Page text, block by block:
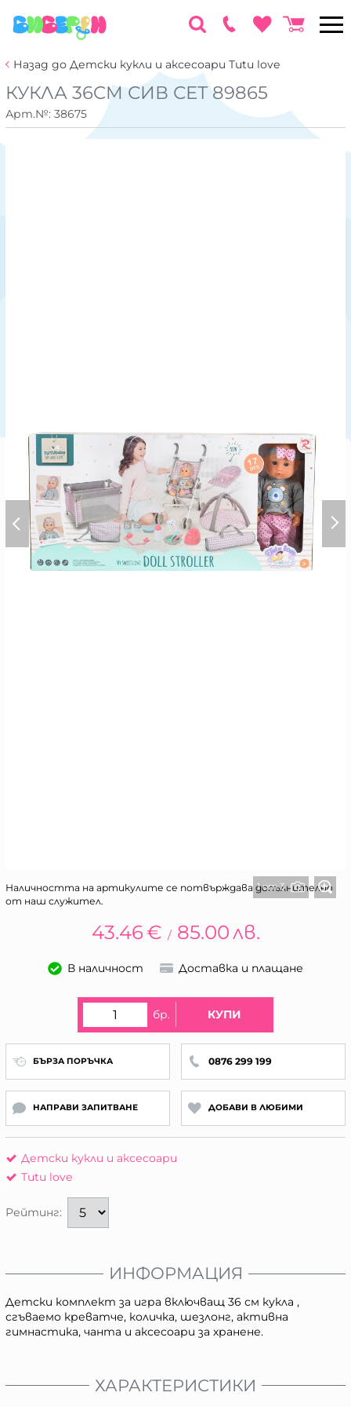
Назад до Детски кукли и аксесоари Tutu love
КУКЛА 36CM СИВ СЕТ 89865
Арт.№: 38675
1 от 3
Наличността на артикулите се потвърждава допълнително
от наш служител.
43.46€ / 85.00 лв.
В наличност Доставка и плащане
бр. КУПИ
БЪРЗА ПОРЪЧКА 0876 299 199
НАПРАВИ ЗАПИТВАНЕ ДОБАВИ В ЛЮБИМИ
Детски кукли и аксесоари
Tutu love
Рейтинг:
ИНФОРМАЦИЯ
Детски комплект за игра включващ 36 см кукла ,
сгъваемо креватче, количка, шезлонг, активна
гимнастика, чанта и аксесоари за хранене.
ХАРАКТЕРИСТИКИ